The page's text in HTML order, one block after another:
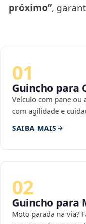
próximo”,
01
Guincho para
Veículo com pane ou
com agilidade e
SAIBA MAIS
02
Guincho para
Moto parada na via?